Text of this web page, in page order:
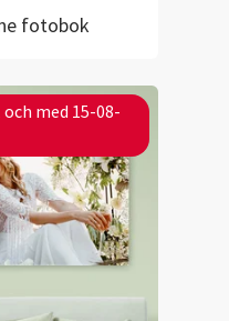
fotobok
med 15-08-